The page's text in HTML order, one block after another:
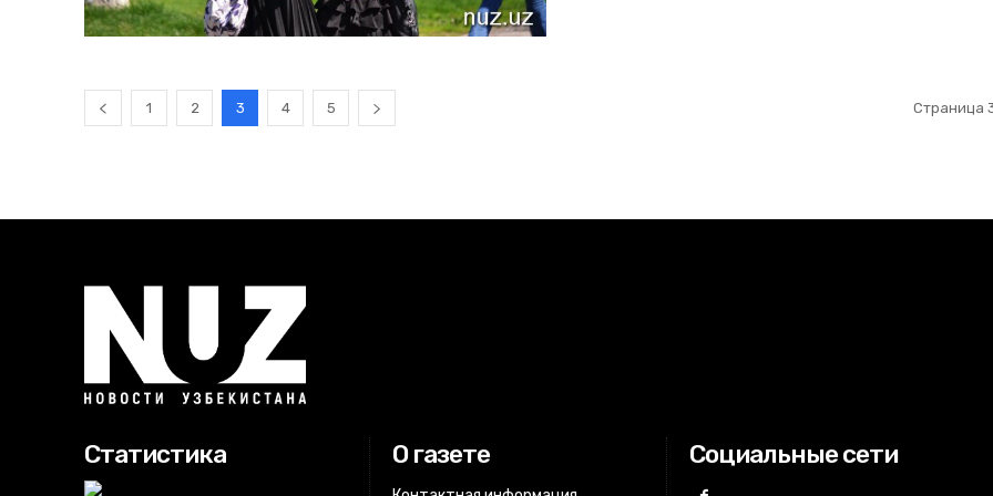
1 2 3 4 5 Страница
Статистика О газете Социальные сети